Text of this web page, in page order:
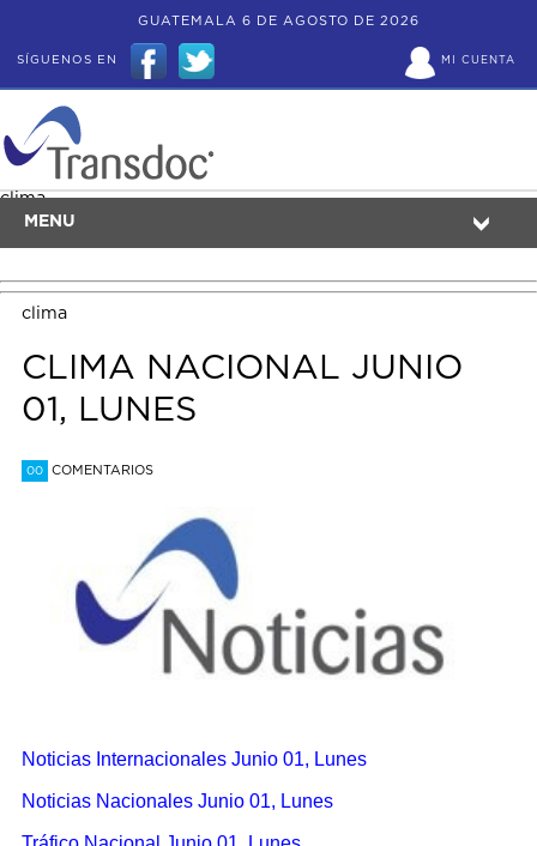
GUATEMALA 6 DE AGOSTO DE 2026
MI CUENTA
SÍGUENOS EN
MENU
clima
clima
CLIMA NACIONAL JUNIO
01, LUNES
00 COMENTARIOS
Noticias Internacionales Junio 01, Lunes
Noticias Nacionales Junio 01, Lunes